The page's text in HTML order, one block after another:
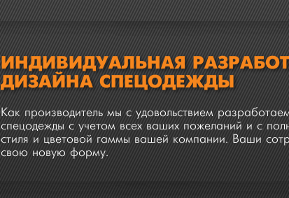
ИНДИВИДУАЛЬНАЯ
ДИЗАЙНА СПЕЦОДЕЖДЫ
Как производитель мы с удовольствием
спецодежды с учетом всех ваших пожеланий и с
стиля и цветовой гаммы вашей компании. Ваши
свою новую форму.